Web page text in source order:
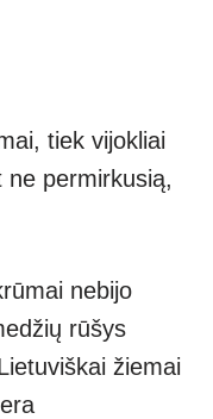
tiek vijokliai
permirkusią,
nebijo
rūšys
žiemai